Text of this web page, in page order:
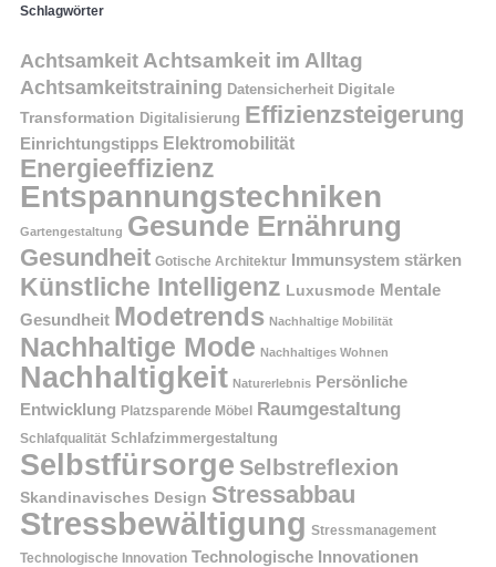
Schlagwörter
Achtsamkeit Achtsamkeit im Alltag
Achtsamkeitstraining Datensicherheit Digitale
Transformation Digitalisierung Effizienzsteigerung
Einrichtungstipps Elektromobilität
Energieeffizienz
Entspannungstechniken
Gartengestaltung Gesunde Ernährung
Gesundheit Gotische Architektur Immunsystem stärken
Künstliche Intelligenz Luxusmode Mentale
Gesundheit Modetrends Nachhaltige Mobilität
Nachhaltige Mode Nachhaltiges Wohnen
Nachhaltigkeit Naturerlebnis Persönliche
Entwicklung Platzsparende Möbel Raumgestaltung
Schlafqualität Schlafzimmergestaltung
Selbstfürsorge Selbstreflexion
Skandinavisches Design Stressabbau
Stressbewältigung Stressmanagement
Technologische Innovation Technologische Innovationen